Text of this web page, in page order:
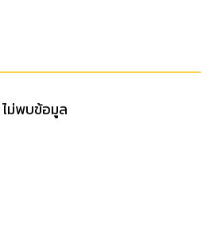
ไม่พบข้อมูล